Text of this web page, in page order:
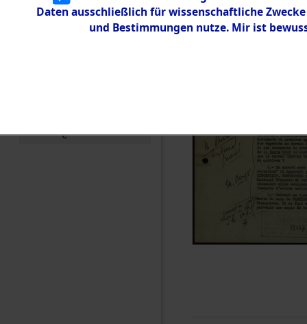
5.3.3
Todesmärsch
e
Daten ausschließlich für wissenschaftliche
und Bestimmungen nutze. Mir ist